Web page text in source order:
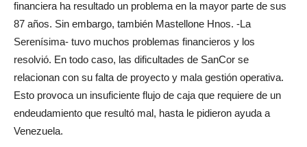
Unidas Limitada es su pasivo. Agregan que la gestión
financiera ha resultado un problema en la mayor parte de sus
87 años. Sin embargo, también Mastellone Hnos. -La
Serenísima- tuvo muchos problemas financieros y los
resolvió. En todo caso, las dificultades de SanCor se
relacionan con su falta de proyecto y mala gestión operativa.
Esto provoca un insuficiente flujo de caja que requiere de un
endeudamiento que resultó mal, hasta le pidieron ayuda a